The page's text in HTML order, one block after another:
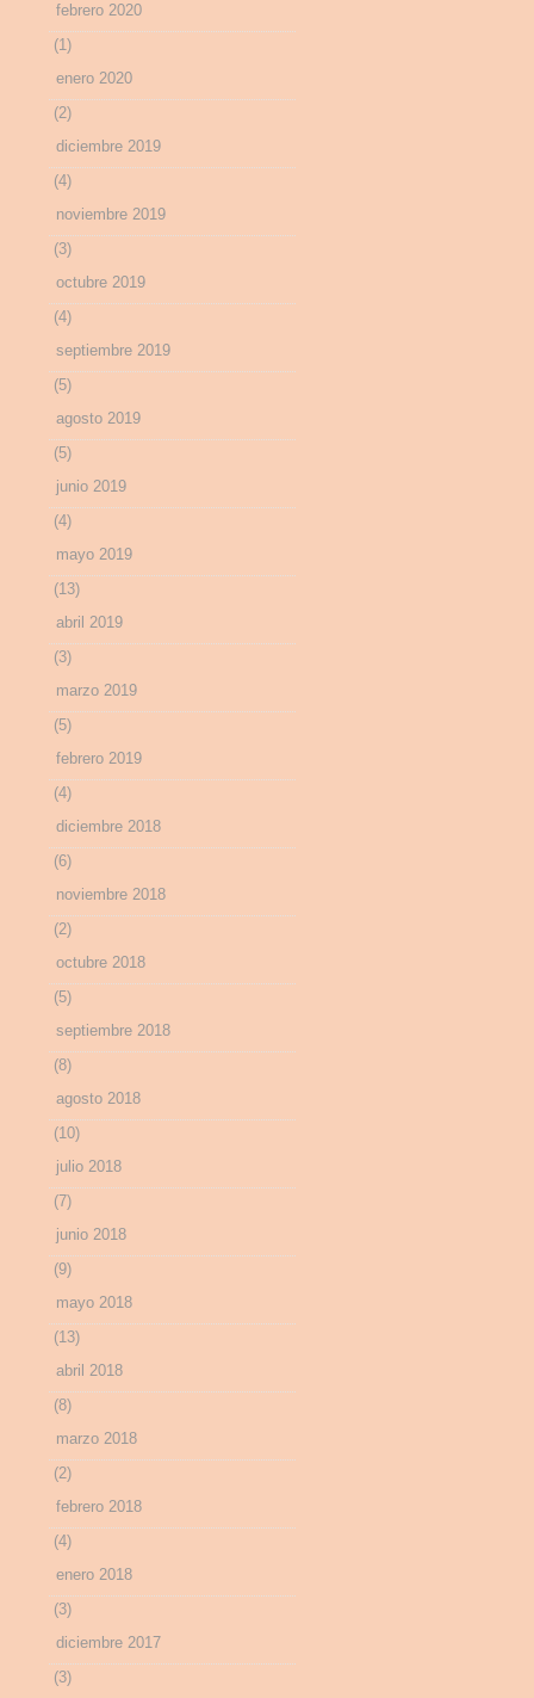
febrero 2020
(1)
enero 2020
(2)
diciembre 2019
(4)
noviembre 2019
(3)
octubre 2019
(4)
septiembre 2019
(5)
agosto 2019
(5)
junio 2019
(4)
mayo 2019
(13)
abril 2019
(3)
marzo 2019
(5)
febrero 2019
(4)
diciembre 2018
(6)
noviembre 2018
(2)
octubre 2018
(5)
septiembre 2018
(8)
agosto 2018
(10)
julio 2018
(7)
junio 2018
(9)
mayo 2018
(13)
abril 2018
(8)
marzo 2018
(2)
febrero 2018
(4)
enero 2018
(3)
diciembre 2017
(3)